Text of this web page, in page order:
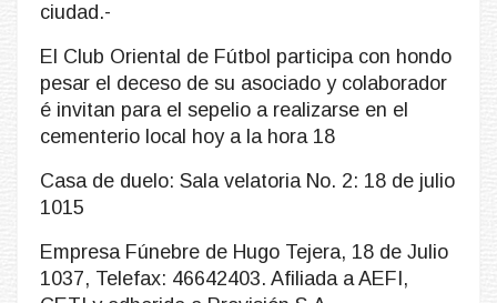
ciudad.-
El Club Oriental de Fútbol participa con hondo
pesar el deceso de su asociado y colaborador
é invitan para el sepelio a realizarse en el
cementerio local hoy a la hora 18
Casa de duelo: Sala velatoria No. 2: 18 de julio
1015
Empresa Fúnebre de Hugo Tejera, 18 de Julio
1037, Telefax: 46642403. Afiliada a AEFI,